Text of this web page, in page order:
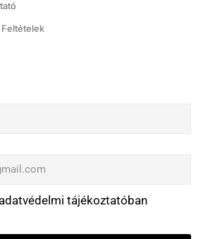
tájékoztatóban